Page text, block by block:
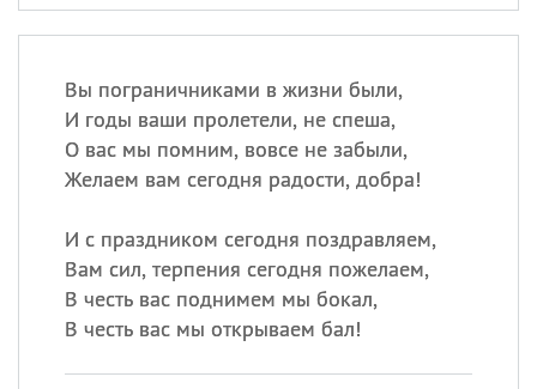
Вы пограничниками в жизни были,
И годы ваши пролетели, не спеша,
О вас мы помним, вовсе не забыли,
Желаем вам сегодня радости, добра!
И с праздником сегодня поздравляем,
Вам сил, терпения сегодня пожелаем,
В честь вас поднимем мы бокал,
В честь вас мы открываем бал!